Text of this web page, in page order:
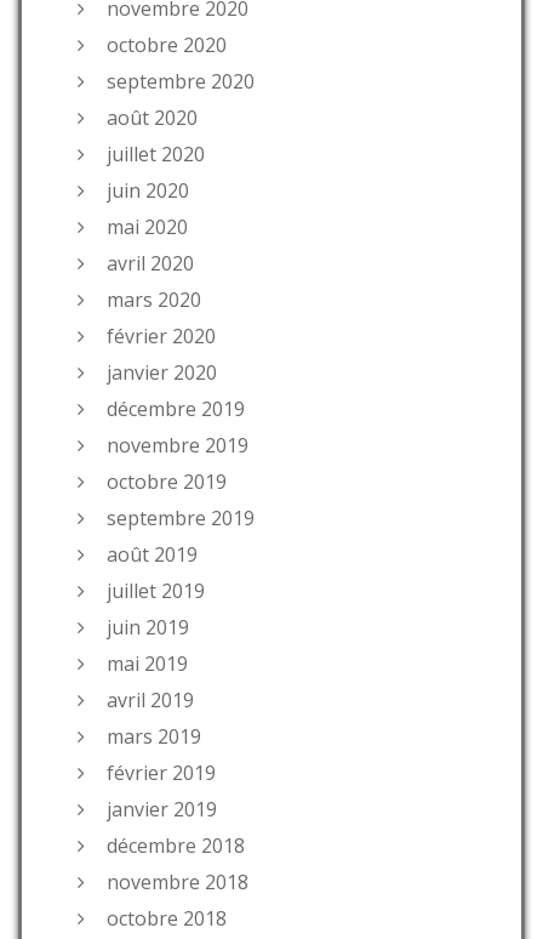
novembre 2020
octobre 2020
septembre 2020
août 2020
juillet 2020
juin 2020
mai 2020
avril 2020
mars 2020
février 2020
janvier 2020
décembre 2019
novembre 2019
octobre 2019
septembre 2019
août 2019
juillet 2019
juin 2019
mai 2019
avril 2019
mars 2019
février 2019
janvier 2019
décembre 2018
novembre 2018
octobre 2018